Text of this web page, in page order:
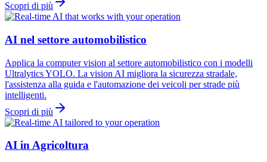
Scopri di più
AI nel settore automobilistico
Applica la computer vision al settore automobilistico con i modelli
Ultralytics YOLO. La vision AI migliora la sicurezza stradale,
l'assistenza alla guida e l'automazione dei veicoli per strade più
intelligenti.
Scopri di più
AI in Agricoltura